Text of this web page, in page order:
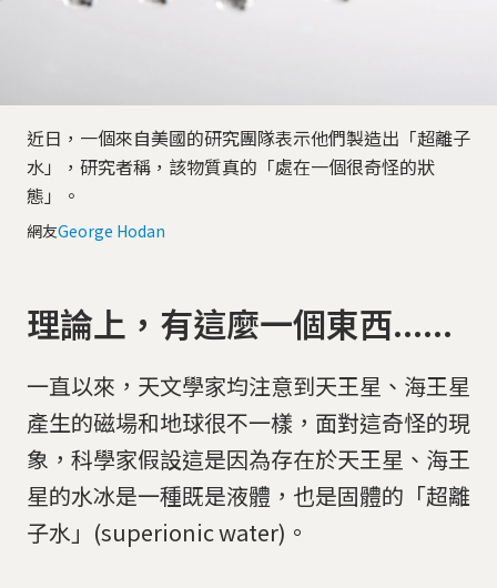
近日，一個來自美國的研究團隊表示他們製造出「超離子
水」，研究者稱，該物質真的「處在一個很奇怪的狀
態」。
網友George Hodan
理論上，有這麼一個東西......
一直以來，天文學家均注意到天王星、海王星
產生的磁場和地球很不一樣，面對這奇怪的現
象，科學家假設這是因為存在於天王星、海王
星的水冰是一種既是液體，也是固體的「超離
子水」(superionic water)。